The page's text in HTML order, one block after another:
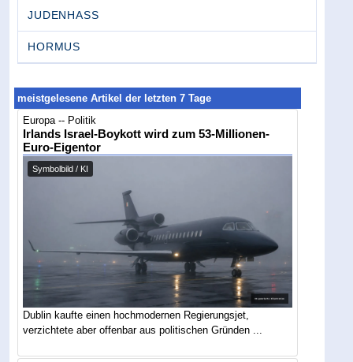
JUDENHASS
HORMUS
meistgelesene Artikel der letzten 7 Tage
Europa -- Politik
Irlands Israel-Boykott wird zum 53-Millionen-
Euro-Eigentor
Symbolbild / KI
Dublin kaufte einen hochmodernen Regierungsjet,
verzichtete aber offenbar aus politischen Gründen ...